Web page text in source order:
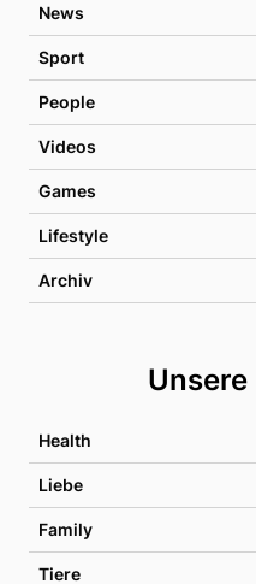
News
Sport
People
Videos
Games
Lifestyle
Archiv
Health
Liebe
Family
Tiere